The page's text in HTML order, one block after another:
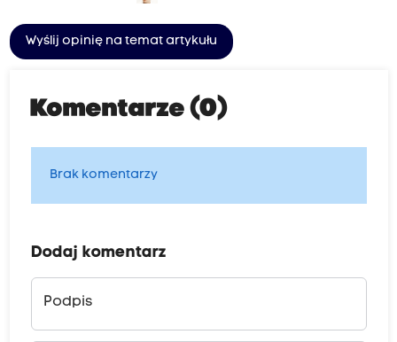
Wyślij opinię na temat artykułu
Komentarze (0)
Brak komentarzy
Dodaj komentarz
Podpis